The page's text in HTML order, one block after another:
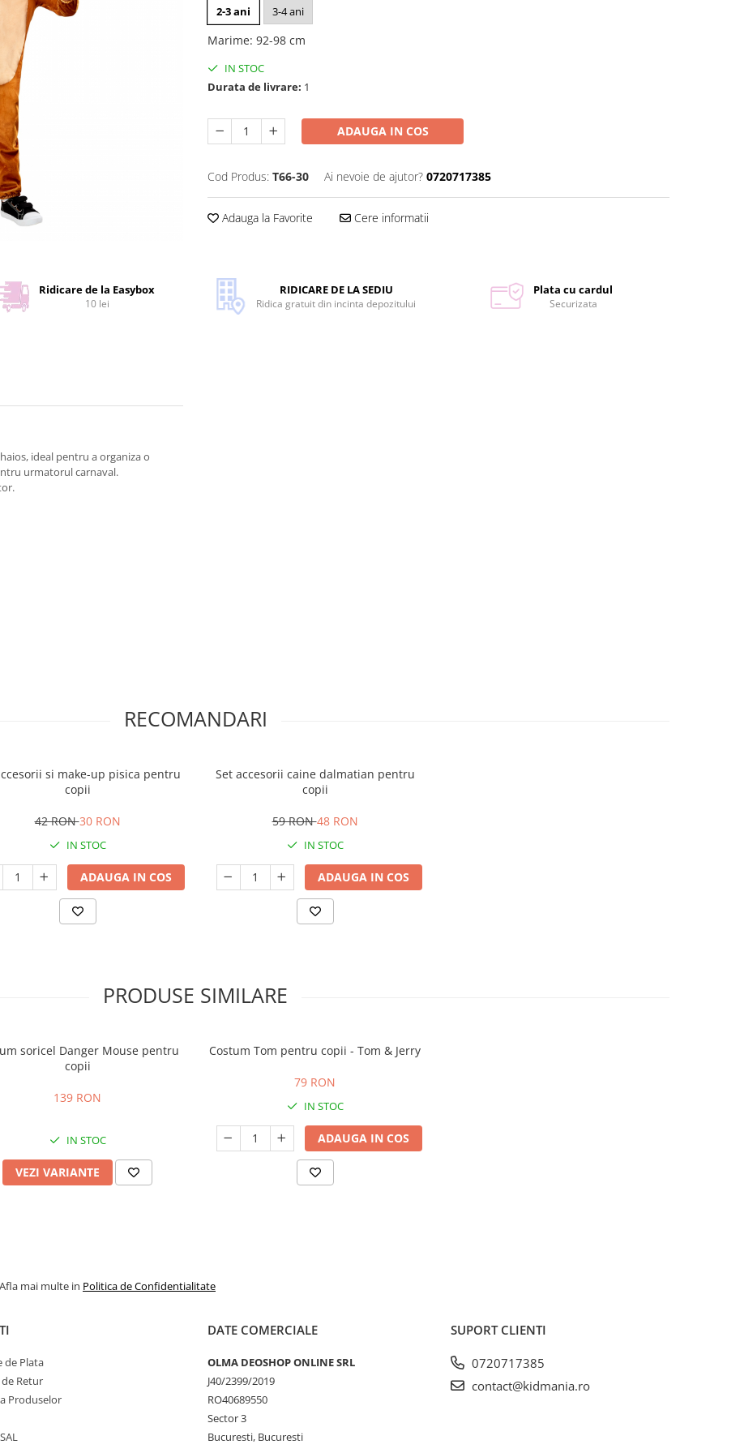
2-3 ani 3-4 ani
Marime: 92-98 cm
IN STOC
Durata de livrare: 1
ADAUGA IN COS
Cod Produs: T66-30 Ai nevoie de ajutor? 0720717385
Adauga la Favorite Cere informatii
Ridicare de la Easybox
10 lei
RIDICARE DE LA SEDIU
Ridica gratuit din incinta depozitului
Plata cu cardul
Securizata
ideal pentru a organiza o
urmatorul carnaval.
RECOMANDARI
si make-up pisica pentru
copii
42 RON30 RON
IN STOC
ADAUGA IN COS
Set accesorii caine dalmatian pentru
copii
59 RON48 RON
IN STOC
ADAUGA IN COS
PRODUSE SIMILARE
soricel Danger Mouse pentru
copii
139 RON
IN STOC
VEZI VARIANTE
Costum Tom pentru copii - Tom & Jerry
79 RON
IN STOC
ADAUGA IN COS
mai multe in Politica de Confidentialitate
de Plata
Retur
Produselor
DATE COMERCIALE
OLMA DEOSHOP ONLINE SRL
J40/2399/2019
RO40689550
Sector 3
Bucuresti, Bucuresti
SUPORT CLIENTI
0720717385
contact@kidmania.ro